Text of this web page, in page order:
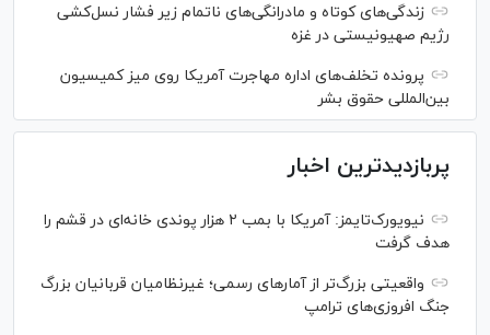
زندگی‌های کوتاه و مادرانگی‌های ناتمام زیر فشار نسل‌کشی
رژیم صهیونیستی در غزه
پرونده تخلف‌های اداره مهاجرت آمریکا روی میز کمیسیون
بین‌المللی حقوق بشر
پربازدیدترین اخبار
نیویورک‌تایمز: آمریکا با بمب ۲ هزار پوندی خانه‌ای در قشم را
هدف گرفت
واقعیتی بزرگ‌تر از آمار‌های رسمی؛ غیرنظامیان قربانیان بزرگ
جنگ افروزی‌های ترامپ